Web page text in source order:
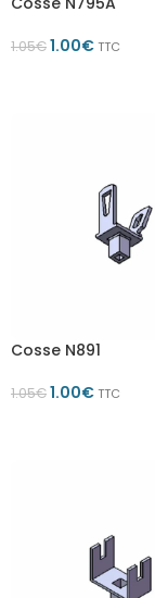
1.05€1.00€TTC
Cosse N891
1.05€1.00€TTC